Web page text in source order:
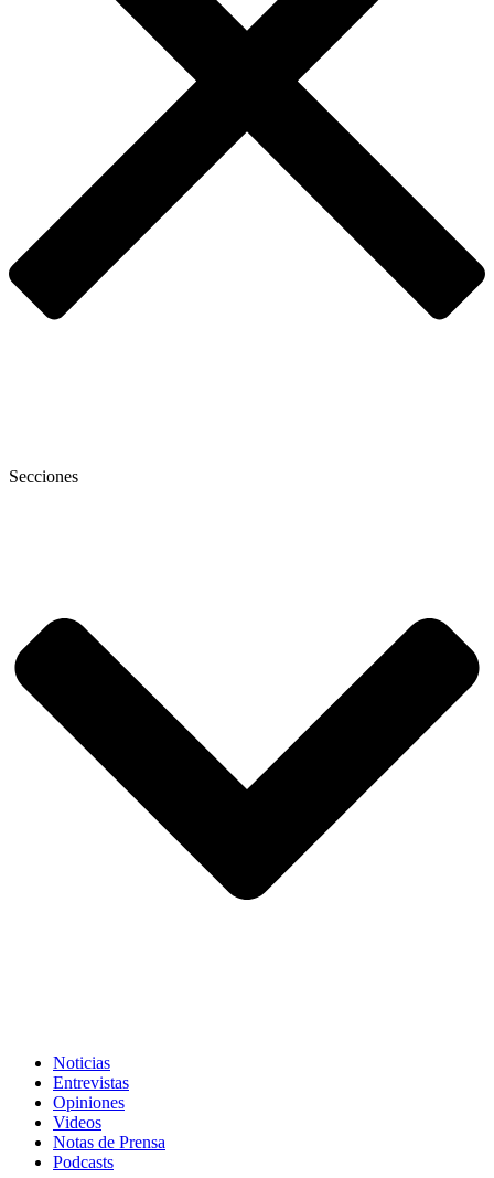
Secciones
Noticias
Entrevistas
Opiniones
Videos
Notas de Prensa
Podcasts